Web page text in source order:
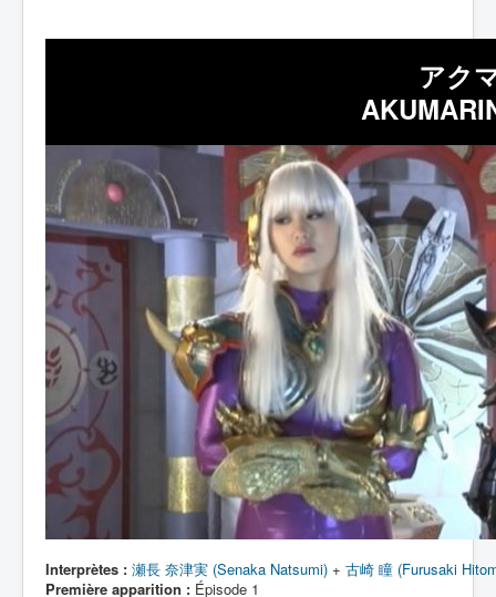
アク
Interprètes : 瀬長 奈津実 (Senaka Natsumi) + 古崎 瞳 (Furusaki
Première apparition : Épisode 1